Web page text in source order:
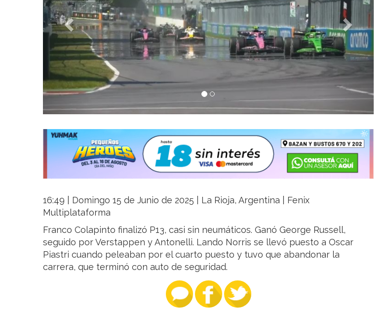
16:49 | Domingo 15 de Junio de 2025 | La Rioja, Argentina | Fenix
Multiplataforma
Franco Colapinto finalizó P13, casi sin neumáticos. Ganó George Russell,
seguido por Verstappen y Antonelli. Lando Norris se llevó puesto a Oscar
Piastri cuando peleaban por el cuarto puesto y tuvo que abandonar la
carrera, que terminó con auto de seguridad.